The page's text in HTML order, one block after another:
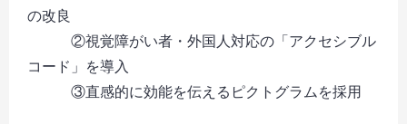
の改良
②視覚障がい者・外国人対応の「アクセシブル
コード」を導入
③直感的に効能を伝えるピクトグラムを採用